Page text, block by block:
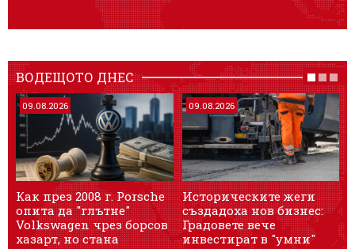
ВОДЕЩОТО ДНЕС
09.08.2026
Как през 2008 г. Porsche
опита да "глътне"
Volkswagen чрез борсов
хазарт, но стана
09.08.2026
Историческите жеги
създадоха нов бизнес:
Градовете вече
инвестират в "умни"